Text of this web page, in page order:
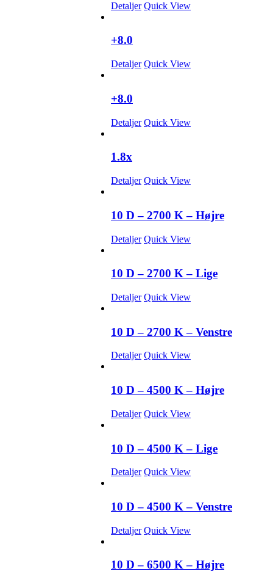
Detaljer Quick View
+8.0
Detaljer Quick View
+8.0
Detaljer Quick View
1.8x
Detaljer Quick View
10 D – 2700 K – Højre
Detaljer Quick View
10 D – 2700 K – Lige
Detaljer Quick View
10 D – 2700 K – Venstre
Detaljer Quick View
10 D – 4500 K – Højre
Detaljer Quick View
10 D – 4500 K – Lige
Detaljer Quick View
10 D – 4500 K – Venstre
Detaljer Quick View
10 D – 6500 K – Højre